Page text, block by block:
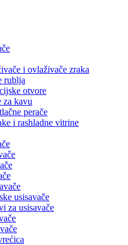
i ovlaživače zraka
rublja
otvore
za kavu
perače
i rashladne vitrine
usisavače
za usisavače